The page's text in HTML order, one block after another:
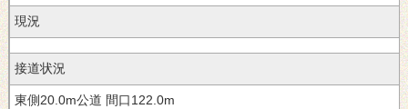
現況
接道状況
20.0 間口122.0m